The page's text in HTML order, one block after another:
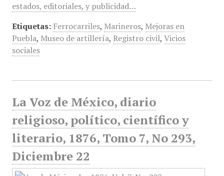
estados, editoriales, y publicidad…
Etiquetas: Ferrocarriles, Marineros, Mejoras en
Puebla, Museo de artillería, Registro civil, Vicios
sociales
La Voz de México, diario
religioso, político, científico y
literario, 1876, Tomo 7, No 293,
Diciembre 22